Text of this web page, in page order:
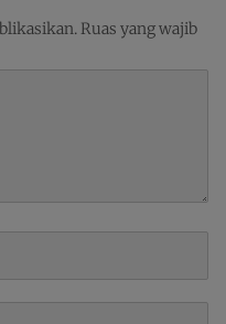
Ruas yang wajib